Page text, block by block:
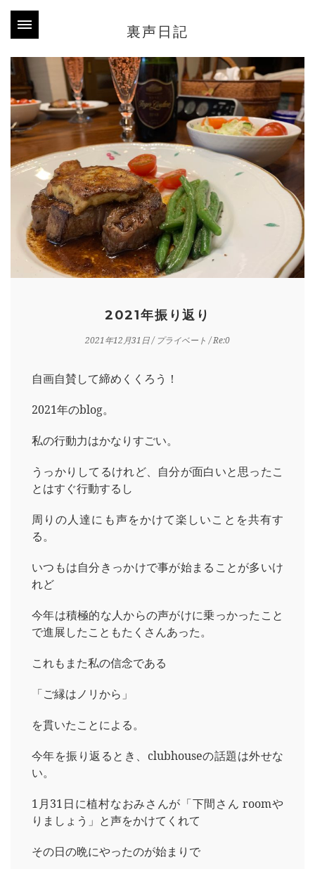
裏声日記
2021年振り返り
2021年12月31日/ プライベート / Re:0
自画自賛して締めくくろう！
2021年のblog。
私の行動力はかなりすごい。
うっかりしてるけれど、自分が面白いと思ったこ
とはすぐ行動するし
周りの人達にも声をかけて楽しいことを共有す
る。
いつもは自分きっかけで事が始まることが多いけ
れど
今年は積極的な人からの声がけに乗っかったこと
で進展したこともたくさんあった。
これもまた私の信念である
「ご縁はノリから」
を貫いたことによる。
今年を振り返るとき、clubhouseの話題は外せな
い。
1月31日に植村なおみさんが「下間さん roomや
りましょう」と声をかけてくれて
その日の晩にやったのが始まりで